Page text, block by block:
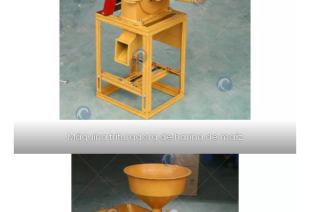
Máquina trituradora de harina de maíz